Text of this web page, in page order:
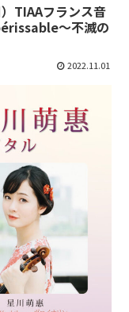
TIAAフランス音
～不滅の
2022.11.01